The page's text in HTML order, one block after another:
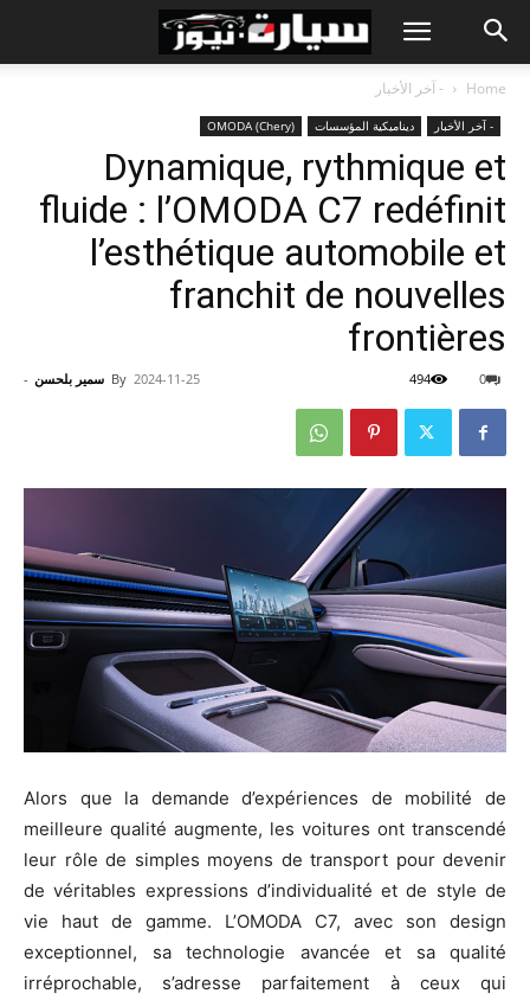
Home - آخر الأخبار
- آخر الأخبار ديناميكية المؤسسات OMODA (Chery)
Dynamique, rythmique et
fluide : l’OMODA C7 redéfinit
l’esthétique automobile et
franchit de nouvelles
frontières
By سمير بلحسن - 2024-11-25 0
494
Alors que la demande d’expériences de mobilité de
meilleure qualité augmente, les voitures ont transcendé
leur rôle de simples moyens de transport pour devenir
de véritables expressions d’individualité et de style de
vie haut de gamme. L’OMODA C7, avec son design
exceptionnel, sa technologie avancée et sa qualité
irréprochable, s’adresse parfaitement à ceux qui